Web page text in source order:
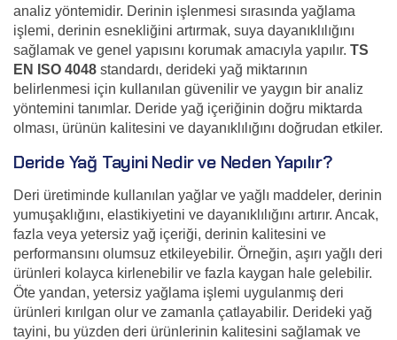
analiz yöntemidir. Derinin işlenmesi sırasında yağlama
işlemi, derinin esnekliğini artırmak, suya dayanıklılığını
sağlamak ve genel yapısını korumak amacıyla yapılır. TS
EN ISO 4048 standardı, derideki yağ miktarının
belirlenmesi için kullanılan güvenilir ve yaygın bir analiz
yöntemini tanımlar. Deride yağ içeriğinin doğru miktarda
olması, ürünün kalitesini ve dayanıklılığını doğrudan etkiler.
Deride Yağ Tayini Nedir ve Neden Yapılır?
Deri üretiminde kullanılan yağlar ve yağlı maddeler, derinin
yumuşaklığını, elastikiyetini ve dayanıklılığını artırır. Ancak,
fazla veya yetersiz yağ içeriği, derinin kalitesini ve
performansını olumsuz etkileyebilir. Örneğin, aşırı yağlı deri
ürünleri kolayca kirlenebilir ve fazla kaygan hale gelebilir.
Öte yandan, yetersiz yağlama işlemi uygulanmış deri
ürünleri kırılgan olur ve zamanla çatlayabilir. Derideki yağ
tayini, bu yüzden deri ürünlerinin kalitesini sağlamak ve